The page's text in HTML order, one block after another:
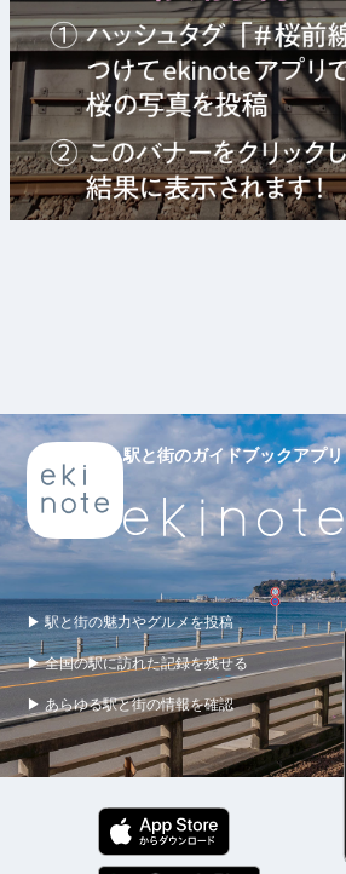
駅と街のガイドブックアプリ
▶ 駅と街の魅力やグルメを投稿
▶ 全国の駅に訪れた記録を残せる
▶ あらゆる駅と街の情報を確認